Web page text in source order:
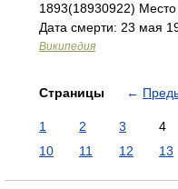
1893(18930922)
Дата смерти: 23 мая
Википедия
Страницы ←
1 2 3 4
10
11 12 13